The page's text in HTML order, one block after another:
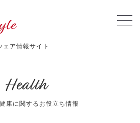
ア情報サイト
Health
康に関するお役立ち情報